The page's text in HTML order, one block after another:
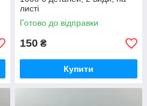
листі
Готово до відправки
150 ₴
Купити